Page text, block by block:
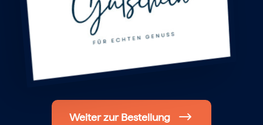
Frohe Weihnachten
Regionale Gutscheine
Berlin
München
Essen
Weiter zur Bestellung